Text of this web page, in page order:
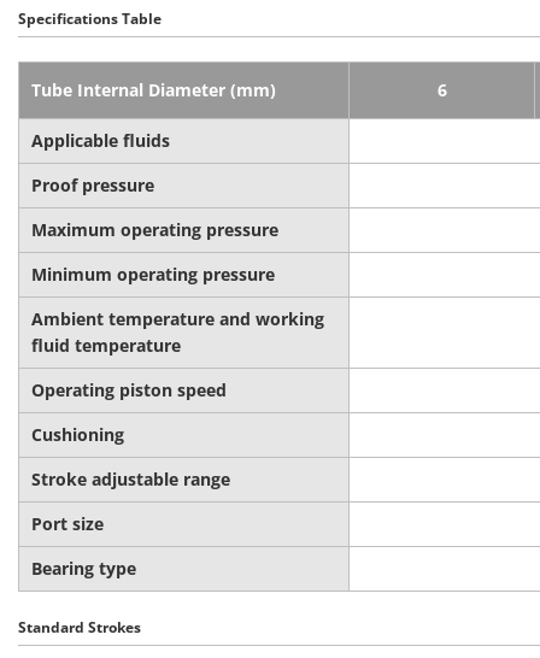
Specifications Table
Tube Internal Diameter (mm) 6
Applicable fluids
Proof pressure
Maximum operating pressure
Minimum operating pressure
Ambient temperature and working
fluid temperature
Operating piston speed
Cushioning
Stroke adjustable range
Port size
Bearing type
Standard Strokes